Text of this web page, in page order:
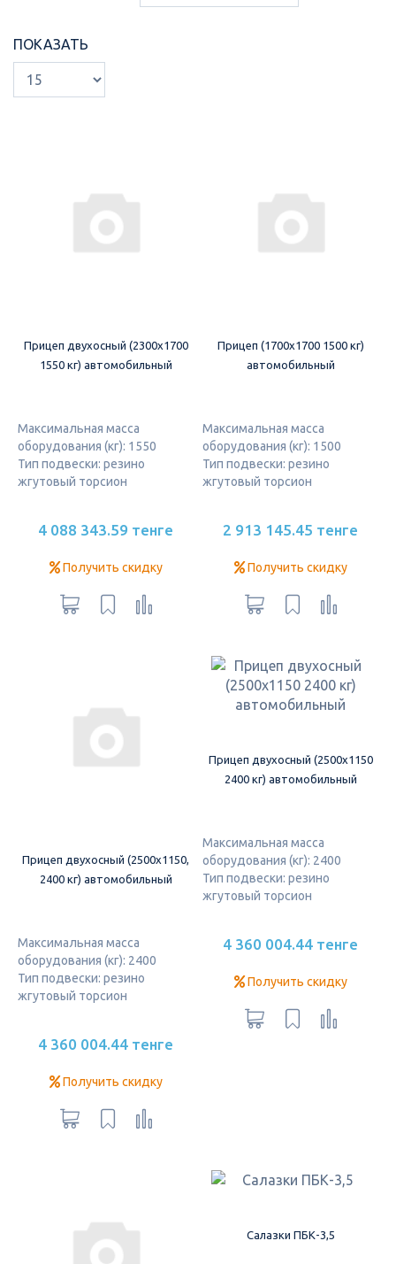
ПОКАЗАТЬ
Прицеп двухосный (2300х1700
1550 кг) автомобильный
Максимальная масса
оборудования (кг): 1550
Тип подвески: резино
жгутовый торсион
4 088 343.59 тенге
Получить скидку
Прицеп (1700х1700 1500 кг)
автомобильный
Максимальная масса
оборудования (кг): 1500
Тип подвески: резино
жгутовый торсион
2 913 145.45 тенге
Получить скидку
Прицеп двухосный (2500х1150,
2400 кг) автомобильный
Максимальная масса
оборудования (кг): 2400
Тип подвески: резино
жгутовый торсион
4 360 004.44 тенге
Получить скидку
Прицеп двухосный (2500х1150
2400 кг) автомобильный
Максимальная масса
оборудования (кг): 2400
Тип подвески: резино
жгутовый торсион
4 360 004.44 тенге
Получить скидку
Салазки ПБК-3,5